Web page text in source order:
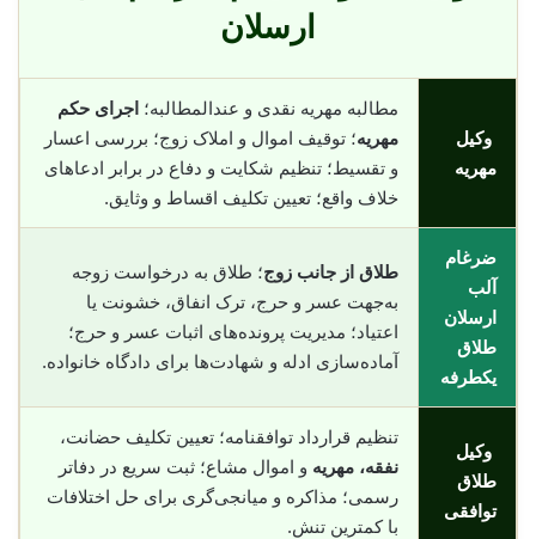
ارسلان
وکیل
مهریه
مطالبه مهریه نقدی و عندالمطالبه؛ اجرای حکم
مهریه؛ توقیف اموال و املاک زوج؛ بررسی اعسار
و تقسیط؛ تنظیم شکایت و دفاع در برابر ادعاهای
خلاف واقع؛ تعیین تکلیف اقساط و وثایق.
ضرغام
آلب
ارسلان
طلاق
یکطرفه
طلاق از جانب زوج؛ طلاق به درخواست زوجه
به‌جهت عسر و حرج، ترک انفاق، خشونت یا
اعتیاد؛ مدیریت پرونده‌های اثبات عسر و حرج؛
آماده‌سازی ادله و شهادت‌ها برای دادگاه خانواده.
وکیل
طلاق
توافقی
تنظیم قرارداد توافقنامه؛ تعیین تکلیف حضانت،
نفقه، مهریه و اموال مشاع؛ ثبت سریع در دفاتر
رسمی؛ مذاکره و میانجی‌گری برای حل اختلافات
با کمترین تنش.